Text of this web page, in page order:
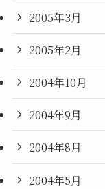
2005年3月
2005年2月
2004年10月
2004年9月
2004年8月
2004年5月